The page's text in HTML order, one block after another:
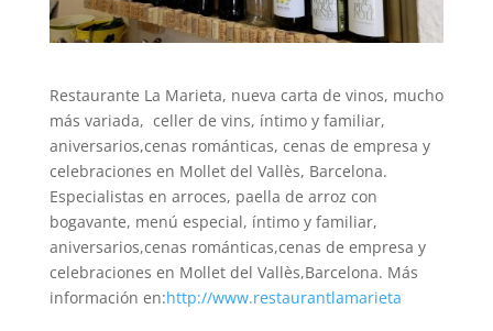
Restaurante La Marieta, nueva carta de vinos, mucho
más variada, celler de vins, íntimo y familiar,
aniversarios,cenas románticas, cenas de empresa y
celebraciones en Mollet del Vallès, Barcelona.
Especialistas en arroces, paella de arroz con
bogavante, menú especial, íntimo y familiar,
aniversarios,cenas románticas,cenas de empresa y
celebraciones en Mollet del Vallès,Barcelona. Más
información en:http://www.restaurantlamarieta